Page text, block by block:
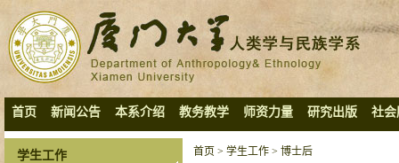
首页 新闻公告 本系介绍 教务教学 师资力量 研究出版 社会
学生工作 首页 > 学生工作 > 博士后